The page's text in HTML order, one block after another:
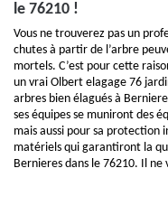
le 76210 !
Vous ne trouverez pas un
chutes à partir de l’arbre
mortels. C’est pour cette
un vrai Olbert elagage 76
arbres bien élagués à
ses équipes se muniront des
mais aussi pour sa protection
matériels qui garantiront la
Bernieres dans le 76210. Il ne